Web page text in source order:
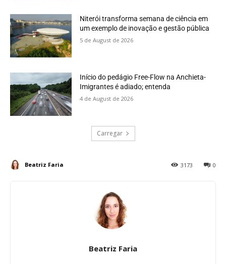
Niterói transforma semana de ciência em
um exemplo de inovação e gestão pública
5 de August de 2026
Início do pedágio Free-Flow na Anchieta-
Imigrantes é adiado; entenda
4 de August de 2026
Carregar
Beatriz Faria 0
3173
Beatriz Faria